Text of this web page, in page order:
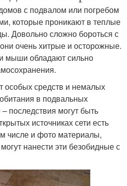
с подвалом или погребом
которые проникают в теплые
Довольно сложно бороться с
очень хитрые и осторожные.
мыши обладают сильно
особых средств и немалых
в подвальных
последствия могут быть
источниках сети есть
числе и фото материалы,
нанести эти безобидные с